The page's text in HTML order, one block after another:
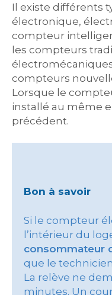
Il existe différents
électronique,
compteur
les compteurs
compteurs
Lorsque le
installé au même
précédent.
Bon à savoir
Si le compteur
l’intérieur du
consommateur
que le
La relève ne
minutes. Un